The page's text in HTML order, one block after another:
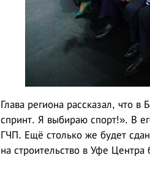
Глава региона рассказал, что
спринт. Я выбираю спорт!». В
ГЧП. Ещё столько же будет
на строительство в Уфе Центра